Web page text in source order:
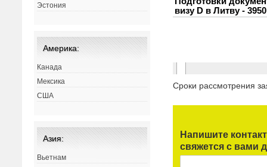
Сроки рассмотрения
Напишите
свяжется с вами
Эстония
Америка:
Канада
Мексика
США
Азия:
Вьетнам